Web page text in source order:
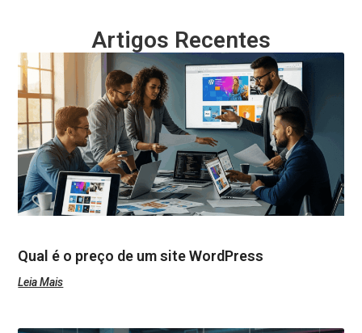
Artigos Recentes
Qual é o preço de um site WordPress
Leia Mais